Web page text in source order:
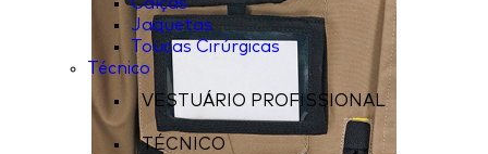
Jaquetas
Toucas Cirúrgicas
Técnico
VESTUÁRIO PROFISSIONAL
TÉCNICO